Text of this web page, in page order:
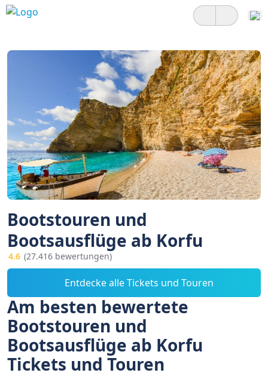
Bootstouren und
Bootsausflüge ab Korfu
4.6 (27.416 bewertungen)
Entdecke alle Tickets und Touren
Am besten bewertete
Bootstouren und
Bootsausflüge ab Korfu
Tickets und Touren